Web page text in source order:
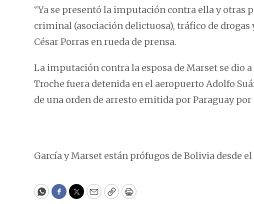
“Ya se presentó la imputación contra ella y otras
criminal (asociación delictuosa), tráfico de
César Porras en rueda de prensa.
La imputación contra la esposa de Marset se dio a
Troche fuera detenida en el aeropuerto Adolfo
de una orden de arresto emitida por Paraguay
García y Marset están prófugos de Bolivia desde el
WhatsApp
Facebook
Twitter
EmailCopyPrint